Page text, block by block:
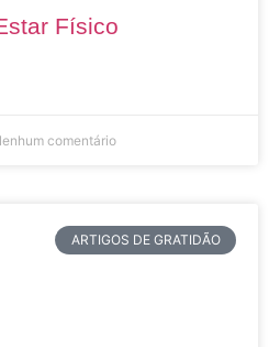
Físico
comentário
ARTIGOS DE GRATIDÃO